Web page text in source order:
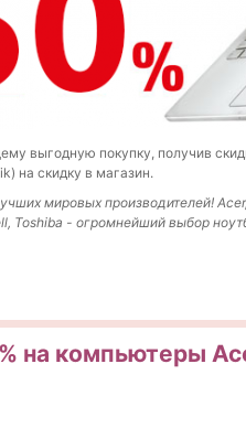
выгодную покупку, получив
на скидку в магазин.
мировых производителей!
Toshiba - огромнейший выбор
на компьютеры